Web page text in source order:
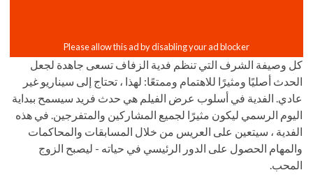
كل وصيفة الشرف التي تنظم فدية الزفاف تسعى جاهدة لجعل
الحدث أصليًا ومثيرًا للاهتمام وممتعًا: لهذا ، تحتاج إلى سيناريو غير
عادي. الفدية في أسلوب عرض الفيلم هي حدث فريد سيسمح ببداية
اليوم الرسمي ليكون مثيرًا لجميع المشاركين والمتفرجين. في هذه
الفدية ، سيتعين على العريس من خلال المسابقات والمحاكمات
والمهام الحصول على الدور الرئيسي في حياته - ليصبح الزوج
المحب.